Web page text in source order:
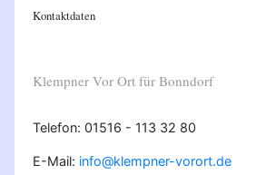
Kontaktdaten
Klempner Vor Ort für Bonndorf
Telefon: 01516 - 113 32 80
E-Mail: info@klempner-vorort.de